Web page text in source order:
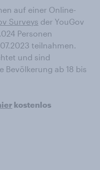
auf einer Online-
Surveys der YouGov
Personen
teilnahmen.
und sind
Bevölkerung ab 18 bis
kostenlos